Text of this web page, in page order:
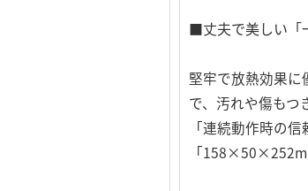
■丈夫で美しい「
堅牢で放熱効果に
で、汚れや傷もつ
「連続動作時の
「